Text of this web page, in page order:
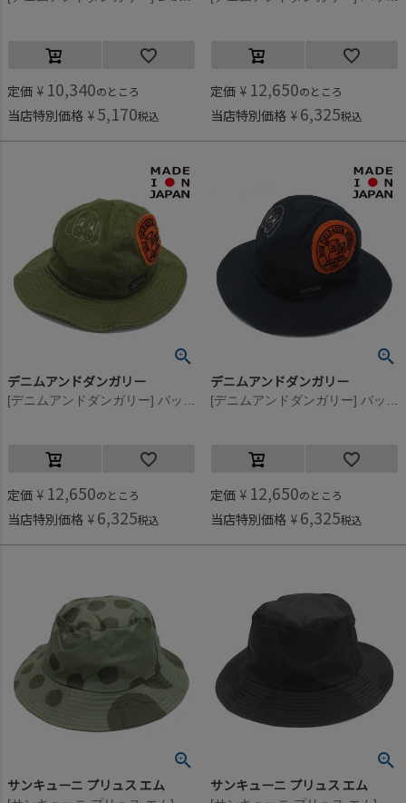
定価 ¥ 10,340のところ
当店特別価格 ¥ 5,170税込
定価 ¥ 12,650のところ
当店特別価格 ¥ 6,325税込
デニムアンドダンガリー
定価 ¥ 12,650のところ
当店特別価格 ¥ 6,325税込
デニムアンドダンガリー
定価 ¥ 12,650のところ
当店特別価格 ¥ 6,325税込
サンキューニ プリュス エム サンキューニ プリュス エム